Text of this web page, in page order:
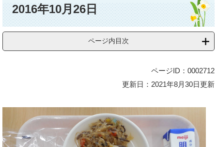
2016年10月26日
ページ内目次
ページID：0002712
更新日：2021年8月30日更新